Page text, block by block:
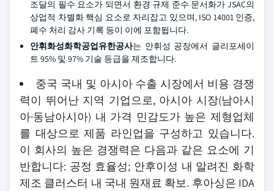
조달의 필수 요소가 되면서 환경 규제 준수 문서화가 JSAC의
상업적 차별화 핵심 요소로 자리잡고 있으며, ISO 14001 인증,
폐수 처리 감사 기록 등이 이에 포함됩니다.
안휘화성화학공업유한공사는 안휘성 공장에서 글리포세이
트 95% 및 97% 기술 등급을 제조합니다.
중국 국내 및 아시아 수출 시장에서 비용 경쟁
력이 뛰어난 지역 기업으로, 아시아 시장(남아시
아·동남아시아) 내 가격 민감도가 높은 제형업체
를 대상으로 제품 라인업을 구성하고 있습니다.
이 회사의 높은 경쟁력은 다음과 같은 요소에 기
반합니다: 공정 효율성; 안후이성 내 알려진 화학
제조 클러스터 내 국내 원재료 확보. 후아싱은 IDA